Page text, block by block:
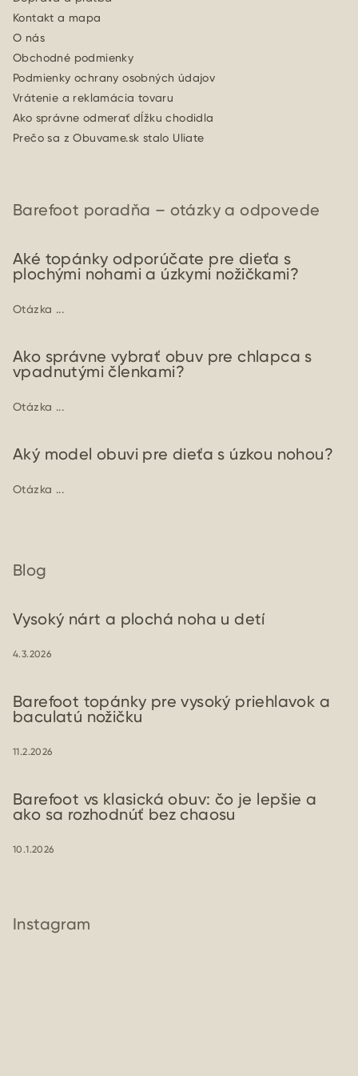
Kontakt a mapa
O nás
Obchodné podmienky
Podmienky ochrany osobných údajov
Vrátenie a reklamácia tovaru
Ako správne odmerať dĺžku chodidla
Prečo sa z Obuvame.sk stalo Uliate
Barefoot poradňa – otázky a odpovede
Aké topánky odporúčate pre dieťa s
plochými nohami a úzkymi nožičkami?
Otázka ...
Ako správne vybrať obuv pre chlapca s
vpadnutými členkami?
Otázka ...
Aký model obuvi pre dieťa s úzkou nohou?
Otázka ...
Blog
Vysoký nárt a plochá noha u detí
4.3.2026
Barefoot topánky pre vysoký priehlavok a
baculatú nožičku
11.2.2026
Barefoot vs klasická obuv: čo je lepšie a
ako sa rozhodnúť bez chaosu
10.1.2026
Instagram